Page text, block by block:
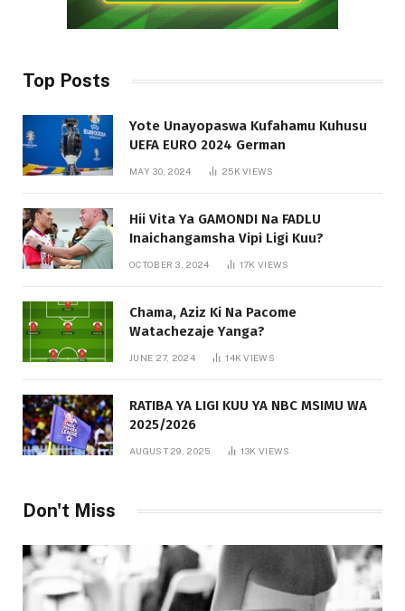
Top Posts
Yote Unayopaswa Kufahamu Kuhusu
UEFA EURO 2024 German
MAY 30, 2024 25KVIEWS
Hii Vita Ya GAMONDI Na FADLU
Inaichangamsha Vipi Ligi Kuu?
OCTOBER 3, 2024 17KVIEWS
Chama, Aziz Ki Na Pacome
Watachezaje Yanga?
JUNE 27, 2024 14KVIEWS
RATIBA YA LIGI KUU YA NBC MSIMU WA
2025/2026
AUGUST 29, 2025 13KVIEWS
Don't Miss